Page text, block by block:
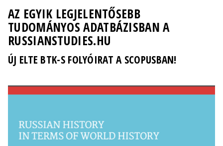
AZ EGYIK LEGJELENTŐSEBB
TUDOMÁNYOS ADATBÁZISBAN A
RUSSIANSTUDIES.HU
ÚJ ELTE BTK-S FOLYÓIRAT A SCOPUSBAN!